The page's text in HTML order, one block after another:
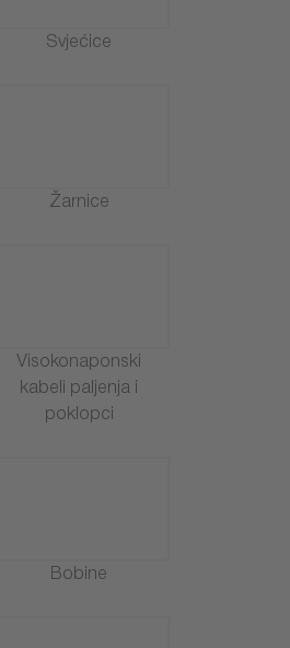
Svjećice
Žarnice
Visokonaponski
kabeli paljenja i
poklopci
Bobine